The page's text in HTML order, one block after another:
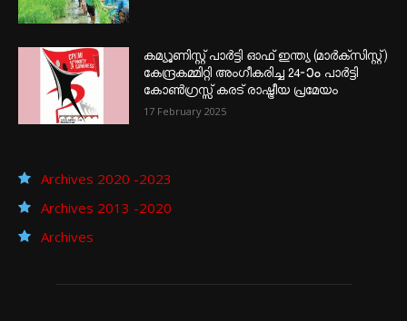
കമ്യൂണിസ്റ്റ് പാർട്ടി ഓഫ് ഇന്ത്യ (മാർക്സിസ്റ്റ്)
കേന്ദ്രകമ്മിറ്റി അംഗീകരിച്ച 24‐ാം പാർട്ടി
കോൺഗ്രസ്സ് കരട് രാഷ്ട്രീയ പ്രമേയം
17 February 2025
Archives 2020 -2023
Archives 2013 -2020
Archives